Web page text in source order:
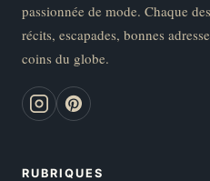
passionnée de mode. Chaque
récits, escapades, bonnes
coins du globe.
RUBRIQUES